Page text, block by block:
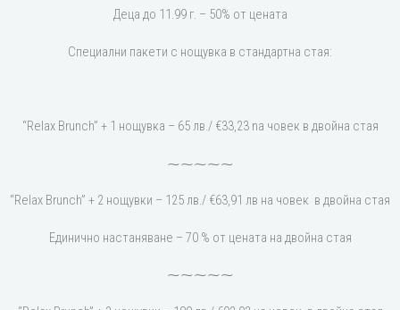
Деца до 11.99 г. – 50% от цената
Специални пакети с нощувка в стандартна стая:
“Relax Brunch” + 1 нощувка – 65 лв./ €33,23 nа човек в двойна стая
⁓⁓⁓⁓⁓
“Relax Brunch” + 2 нощувки – 125 лв./ €63,91 лв на човек в двойна стая
Единично настаняване – 70 % от цената на двойна стая
⁓⁓⁓⁓⁓